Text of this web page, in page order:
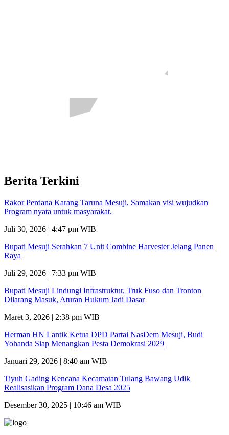
Berita Terkini
Rakor Perdana Karang Taruna Mesuji, Samakan visi wujudkan
Program nyata untuk masyarakat.
Juli 30, 2026 | 4:47 pm WIB
Bupati Mesuji Serahkan 7 Unit Combine Harvester Jelang Panen
Raya
Juli 29, 2026 | 7:33 pm WIB
Bupati Mesuji Lindungi Infrastruktur, Truk Fuso dan Tronton
Dilarang Masuk, Aturan Hukum Jadi Dasar
Maret 3, 2026 | 2:38 pm WIB
Herman HN Lantik Ketua DPD Partai NasDem Mesuji, Budi
Yohanda Siap Menangkan Pesta Demokrasi 2029
Januari 29, 2026 | 8:40 am WIB
Tiyuh Gading Kencana Kecamatan Tulang Bawang Udik
Realisasikan Program Dana Desa 2025
Desember 30, 2025 | 10:46 am WIB